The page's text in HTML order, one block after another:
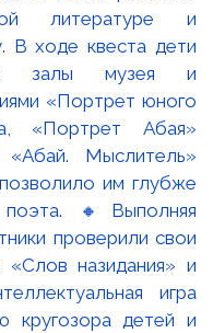
литературе и
В ходе квеста дети
залы музея и
«Портрет юного
«Портрет Абая»
Мыслитель»
им глубже
🔸Выполняя
проверили свои
«Слов назидания» и
игра
кругозора детей и